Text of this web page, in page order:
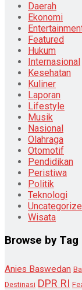
Daerah
Ekonomi
Featured
Hukum
Internasional
Kesehatan
Kuliner
Laporan
Lifestyle
Musik
Nasional
Olahraga
Otomotif
Pendidikan
Peristiwa
Politik
Teknologi
Wisata
Browse by Tag
Anies Baswedan
Destinasi DPR RI